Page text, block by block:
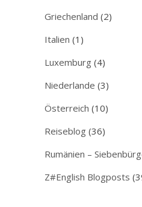
Griechenland (2)
Italien (1)
Luxemburg (4)
Niederlande (3)
Österreich (10)
Reiseblog (36)
Rumänien –
Z#English Blogposts